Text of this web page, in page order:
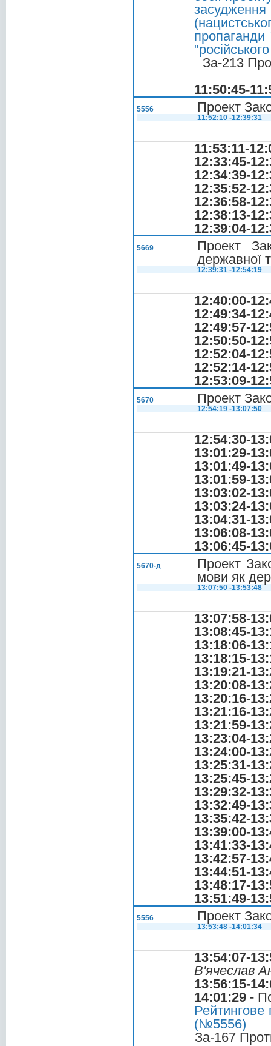
За-213
11:50:45-
5556 Проект
11:52:10 -12:39:31
11:53:11-
12:33:45-
12:34:39-
12:35:52-
12:36:58-
12:38:13-
12:39:04-
5669
Проект
державної
12:39:31 -12:54:19
12:40:00-
12:49:34-
12:49:57-
12:50:50-
12:52:04-
12:52:14-
12:53:09-
5670 Проект
12:54:19 -13:07:50
12:54:30-
13:01:29-
13:01:49-
13:01:59-
13:03:02-
13:03:24-
13:04:31-
13:06:08-
13:06:45-
5670-д
Проект
мови як
13:07:50 -13:53:48
13:07:58-
13:08:45-
13:18:06-
13:18:15-
13:19:21-
13:20:08-
13:20:16-
13:21:16-
13:21:59-
13:23:04-
13:24:00-
13:25:31-
13:25:45-
13:29:32-
13:32:49-
13:35:42-
13:39:00-
13:41:33-
13:42:57-
13:44:51-
13:48:17-
13:51:49-
5556 Проект
13:53:48 -14:01:34
13:54:07-
В'ячеслав
13:56:15-
14:01:29 -
Рейтингове
(№5556)
За-167